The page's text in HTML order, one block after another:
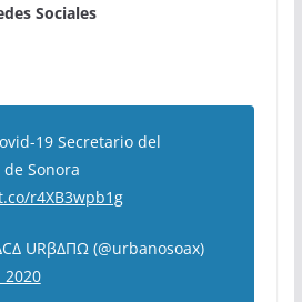
Sociales
19 Secretario del
Sonora
r4XB3wpb1g
URβΔΠΩ (@urbanosoax)
2020